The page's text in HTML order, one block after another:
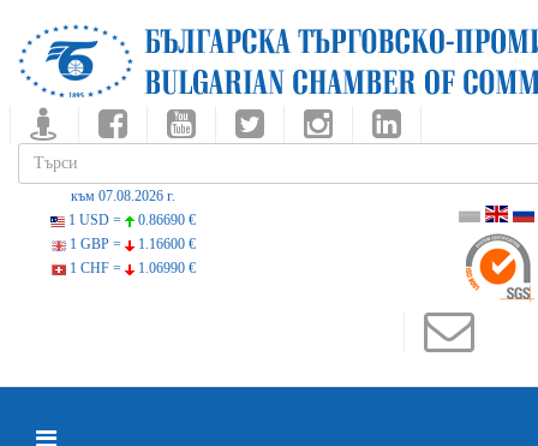
към 07.08.2026 г.
1 USD =
0.86690 €
1 GBP =
1.16600 €
1 CHF =
1.06990 €